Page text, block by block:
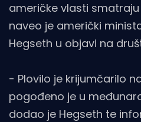
američke vlasti
naveo je američki
Hegseth u objavi na
- Plovilo je krijumčarilo
pogođeno je u
dodao je Hegseth te